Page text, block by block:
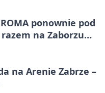
ponownie pod
na Zaborzu
na Arenie Zabrze –